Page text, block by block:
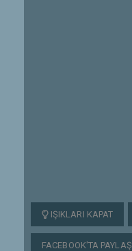
IŞIKLARI KAPAT
FACEBOOK'TA PAYLAŞ